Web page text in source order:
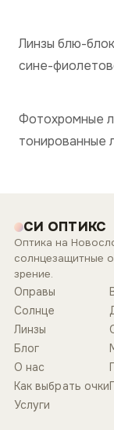
Линзы блю-
сине-
Фотохромные
тонированные
СИ ОПТИКС
Оптика на
солнцезащитные
зрение.
Оправы
Солнце
Линзы
Блог
О нас
Как выбрать очки
Услуги